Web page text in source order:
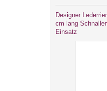
Designer
cm lang
Einsatz